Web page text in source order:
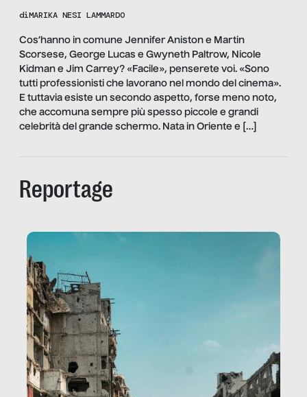
diMARIKA NESI LAMMARDO
Cos’hanno in comune Jennifer Aniston e Martin
Scorsese, George Lucas e Gwyneth Paltrow, Nicole
Kidman e Jim Carrey? «Facile», penserete voi. «Sono
tutti professionisti che lavorano nel mondo del cinema».
E tuttavia esiste un secondo aspetto, forse meno noto,
che accomuna sempre più spesso piccole e grandi
celebrità del grande schermo. Nata in Oriente e […]
Reportage